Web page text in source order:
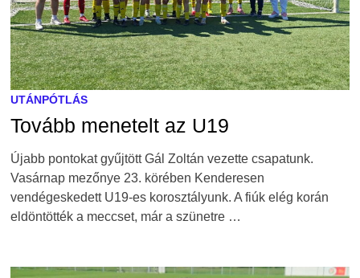
UTÁNPÓTLÁS
Tovább menetelt az U19
Újabb pontokat gyűjtött Gál Zoltán vezette csapatunk.
Vasárnap mezőnye 23. körében Kenderesen
vendégeskedett U19-es korosztályunk. A fiúk elég korán
eldöntötték a meccset, már a szünetre …